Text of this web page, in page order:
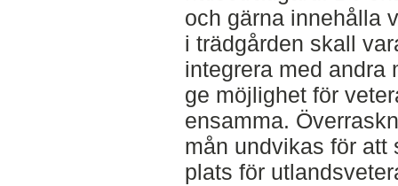
och gärna innehålla
i trädgården skall
integrera med andra
ge möjlighet för
ensamma.
mån undvikas för att
plats för